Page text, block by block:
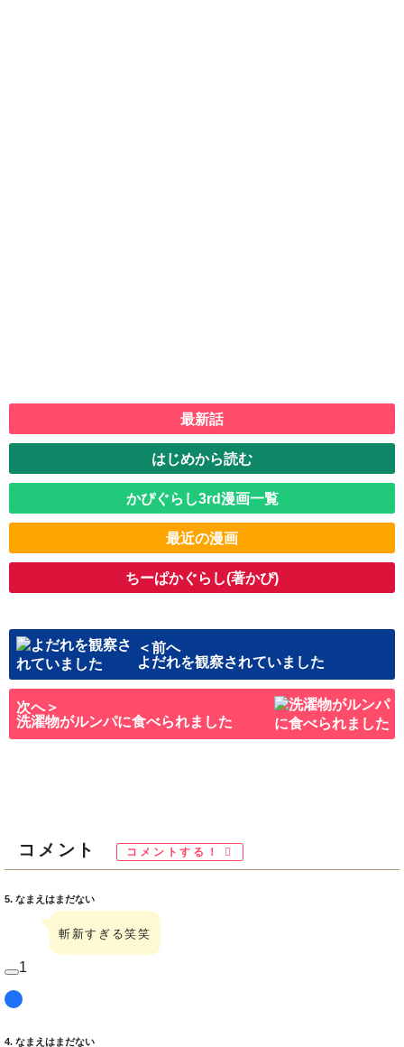
最新話
はじめから読む
かぴぐらし3rd漫画一覧
最近の漫画
ちーぱかぐらし(著かぴ)
＜前へ
よだれを観察されていました
次へ＞
洗濯物がルンパに食べられました
コメント コメントする！
5. なまえはまだない
斬新すぎる笑笑
1
4. なまえはまだない